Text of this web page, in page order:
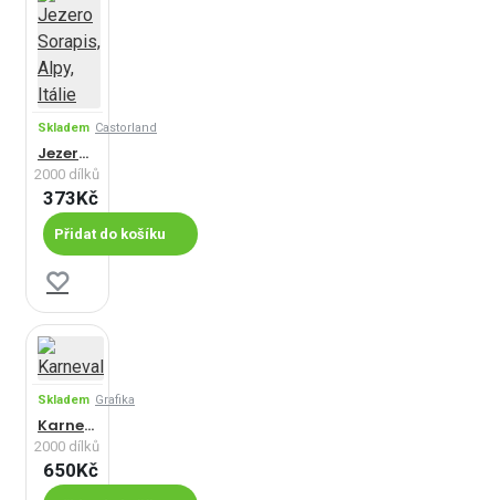
Skladem Castorland
Jezero Sorapis, Alpy, Itálie
2000 dílků
373Kč
Přidat do košíku
Skladem Grafika
Karneval
2000 dílků
650Kč